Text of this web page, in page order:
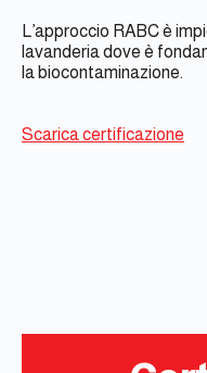
L’approccio RABC è
lavanderia dove è
la biocontaminazione.
Scarica certificazione